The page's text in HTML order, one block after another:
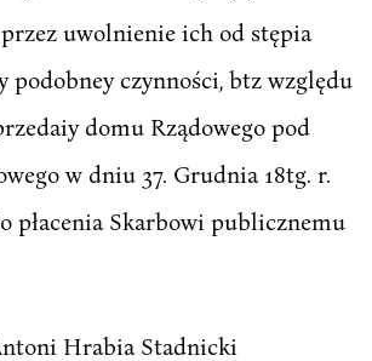
uwolnienie ich od stępia
podobney czynności, btz względu
domu Rządowego pod
w dniu 37. Grudnia 18tg. r.
płacenia Skarbowi publicznemu
Hrabia Stadnicki